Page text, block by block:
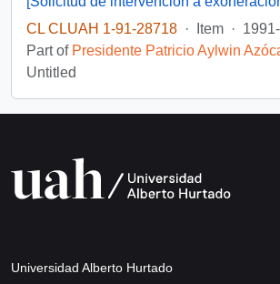
CL CLUAH 1-91-28718 · Item ·
Part of Presidente Patricio Aylwin
Untitled
Universidad Alberto Hurtado